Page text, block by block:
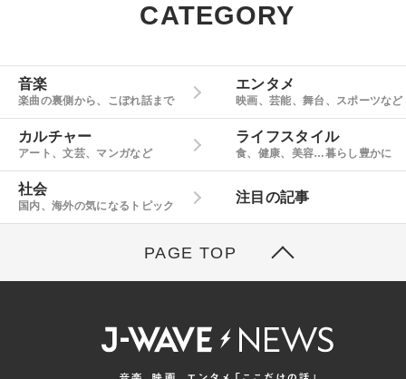
CATEGORY
音楽
楽曲の裏側から、こぼれ話まで
エンタメ
映画、芸能、舞台、スポーツなど
カルチャー
アート、文芸、マンガなど
ライフスタイル
食、健康、美容…暮らし豊かに
社会
国内、海外の気になるトピック
注目の記事
PAGE TOP